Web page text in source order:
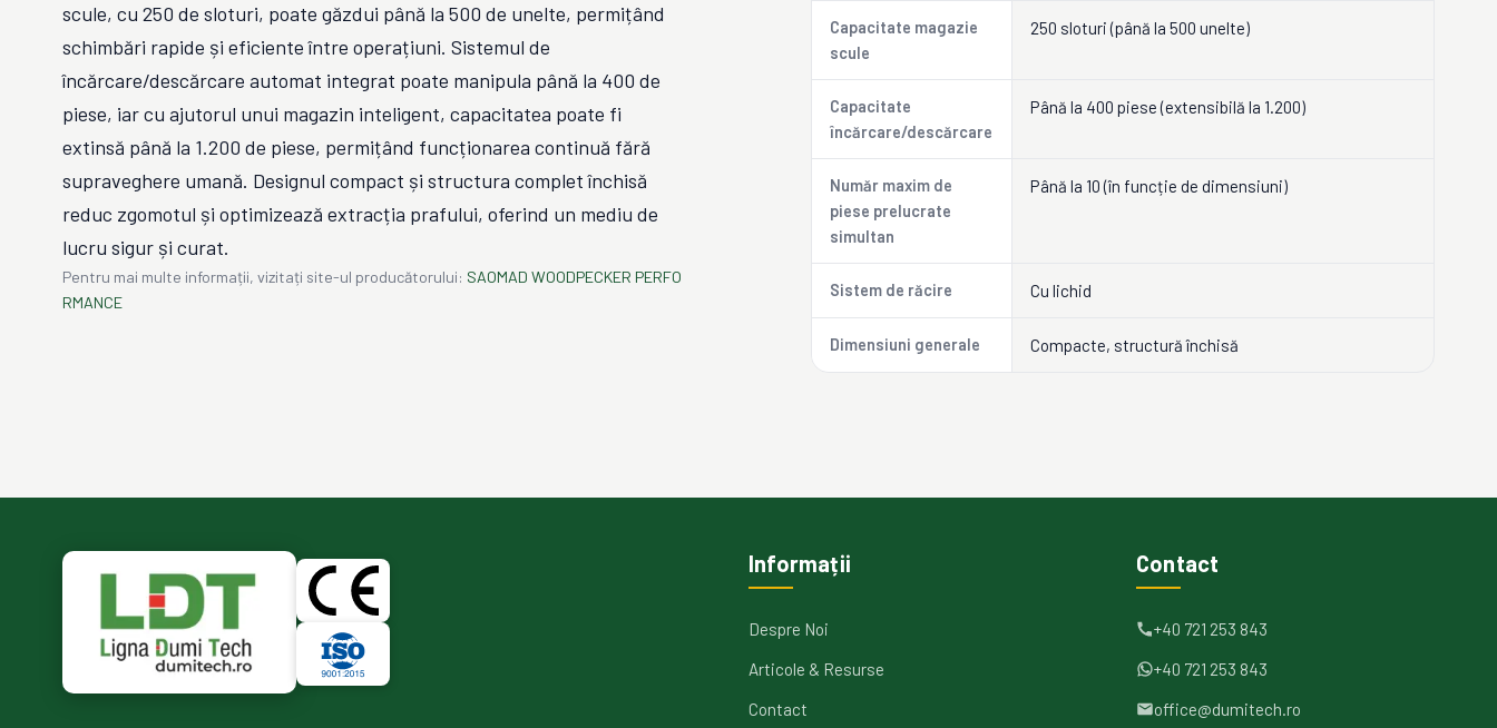
scule, cu 250 de sloturi, poate găzdui până la 500 de unelte, permițând
schimbări rapide și eficiente între operațiuni. Sistemul de
încărcare/descărcare automat integrat poate manipula până la 400 de
piese, iar cu ajutorul unui magazin inteligent, capacitatea poate fi
extinsă până la 1.200 de piese, permițând funcționarea continuă fără
supraveghere umană. Designul compact și structura complet închisă
reduc zgomotul și optimizează extracția prafului, oferind un mediu de
lucru sigur și curat.
Pentru mai multe informații, vizitați site-ul producătorului: SAOMAD WOODPECKER PERFO
RMANCE
Capacitate magazie
scule
250 sloturi (până la 500 unelte)
Capacitate
încărcare/descărcare
Până la 400 piese (extensibilă la 1.200)
Număr maxim de
piese prelucrate
simultan
Până la 10 (în funcție de dimensiuni)
Sistem de răcire Cu lichid
Dimensiuni generale Compacte, structură închisă
Informații
Despre Noi
Articole & Resurse
Contact
Contact
+40 721 253 843
+40 721 253 843
office@dumitech.ro